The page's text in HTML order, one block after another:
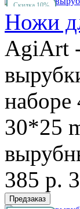
Скидка 10%
Ножи
AgiArt -
30*25
385 р.